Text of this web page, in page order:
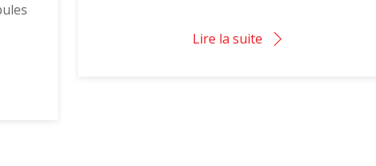
Lire la suite